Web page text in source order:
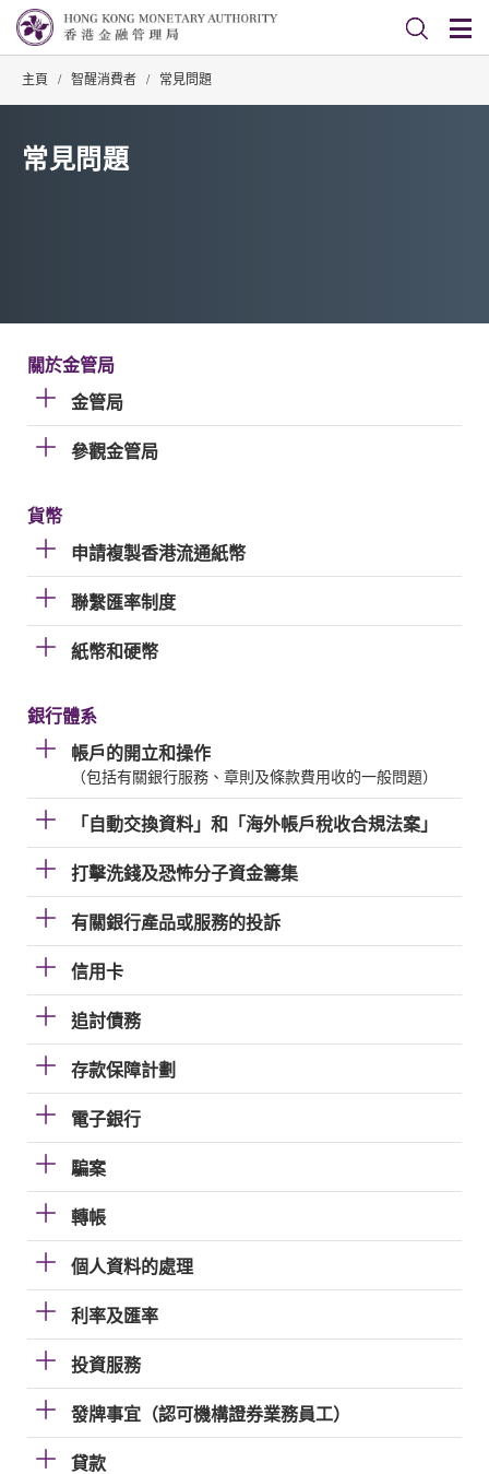
主頁 / 智醒消費者 / 常見問題
常見問題
關於金管局
金管局
參觀金管局
貨幣
申請複製香港流通紙幣
聯繫匯率制度
紙幣和硬幣
銀行體系
帳戶的開立和操作
（包括有關銀行服務、章則及條款費用收的一般問題）
「自動交換資料」和「海外帳戶稅收合規法案」
打擊洗錢及恐怖分子資金籌集
有關銀行產品或服務的投訴
信用卡
追討債務
存款保障計劃
電子銀行
騙案
轉帳
個人資料的處理
利率及匯率
投資服務
發牌事宜（認可機構證券業務員工）
貸款